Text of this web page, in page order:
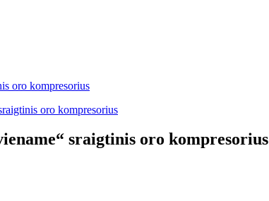
sraigtinis oro kompresorius